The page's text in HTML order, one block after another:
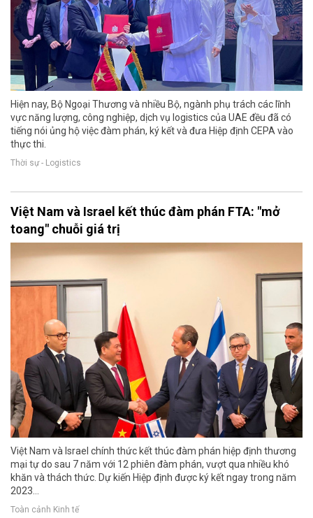
Hiện nay, Bộ Ngoại Thương và nhiều Bộ, ngành phụ trách các lĩnh
vực năng lượng, công nghiệp, dịch vụ logistics của UAE đều đã có
tiếng nói ủng hộ việc đàm phán, ký kết và đưa Hiệp định CEPA vào
thực thi.
Thời sự - Logistics
Việt Nam và Israel kết thúc đàm phán FTA: "mở
toang" chuỗi giá trị
Việt Nam và Israel chính thức kết thúc đàm phán hiệp định thương
mại tự do sau 7 năm với 12 phiên đàm phán, vượt qua nhiều khó
khăn và thách thức. Dự kiến Hiệp định được ký kết ngay trong năm
2023…
Toàn cảnh Kinh tế